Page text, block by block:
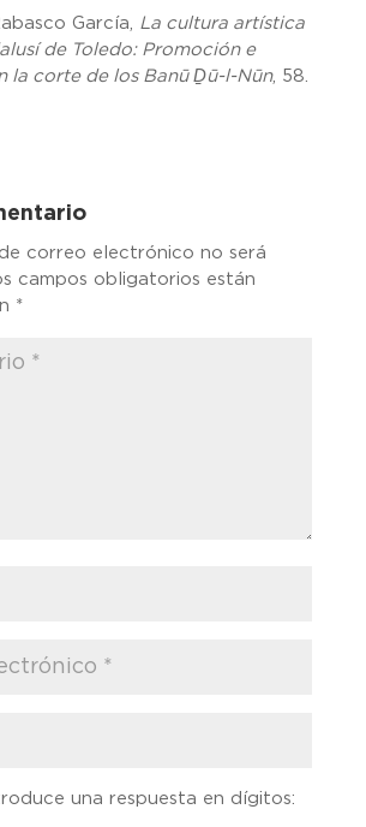
García, La cultura artística
de Toledo: Promoción e
la corte de los Banū Ḏū-l-Nūn, 58.
de correo electrónico no será
campos obligatorios están
*
una respuesta en dígitos: